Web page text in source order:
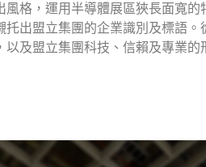
格，運用半導體展區狹長面寬
出盟立集團的企業識別及標語
及盟立集團科技、信賴及專業